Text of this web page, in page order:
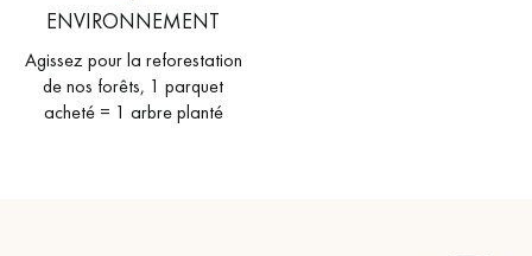
ENVIRONNEMENT
Agissez pour la reforestation
de nos forêts, 1 parquet
acheté = 1 arbre planté